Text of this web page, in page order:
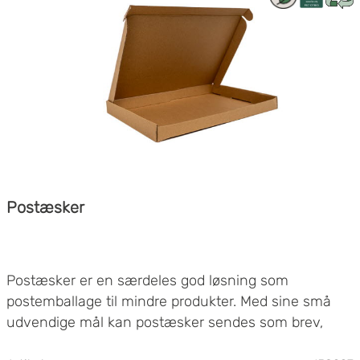
Postæsker
Postæsker er en særdeles god løsning som
postemballage til mindre produkter. Med sine små
udvendige mål kan postæsker sendes som brev,